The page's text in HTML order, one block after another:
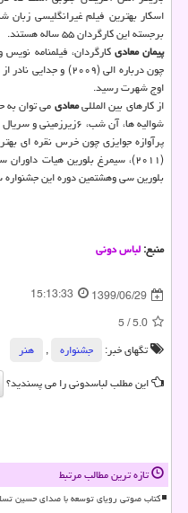
اسکار بهترین فیلم غیرانگلیسی زبان
برجسته این کارگردان ۵۵ ساله هستند.
پیمان معادی
چون درباره الی (۲۰۰۹) و جدایی نادر از سیمین (۲۰۱۱) به کارگردانی
اوج شهرت رسید.
از کارهای بین المللیمعادیمی توان
شوالیه ها، آن شب،
پرآوازه جوایزی چون خرس نقره ای
(۲۰۱۱)، سیمرغ بلورین هیات
بلورین سی وهشتمین دوره این جشنواره
منبع:لباس دونی
1399/06/29
15:13:33
5.0
/
5
تگهای خبر:
جشنواره ,
هنر
این مطلب لباسدونی را می پسندید؟
تازه ترین مطالب مرتبط
کتاب صوتی رویای توسعه با صدای حسین